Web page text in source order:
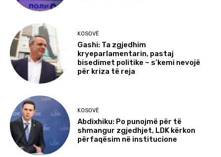
KOSOVË
Gashi: Ta zgjedhim
kryeparlamentarin, pastaj
bisedimet politike – s’kemi nevojë
për kriza të reja
KOSOVË
Abdixhiku: Po punojmë për të
shmangur zgjedhjet, LDK kërkon
përfaqësim në institucione